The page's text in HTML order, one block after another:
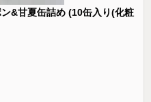
&甘夏缶詰め (10缶入り(化粧